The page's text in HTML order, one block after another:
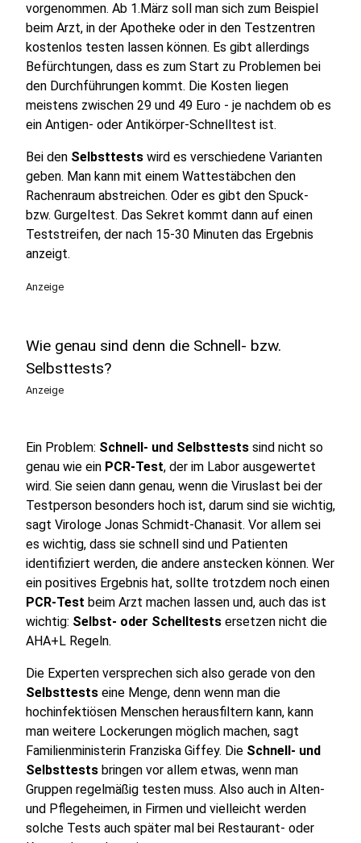
vorgenommen. Ab 1.März soll man sich zum Beispiel
beim Arzt, in der Apotheke oder in den Testzentren
kostenlos testen lassen können. Es gibt allerdings
Befürchtungen, dass es zum Start zu Problemen bei
den Durchführungen kommt. Die Kosten liegen
meistens zwischen 29 und 49 Euro - je nachdem ob es
ein Antigen- oder Antikörper-Schnelltest ist.
Bei den Selbsttests wird es verschiedene Varianten
geben. Man kann mit einem Wattestäbchen den
Rachenraum abstreichen. Oder es gibt den Spuck-
bzw. Gurgeltest. Das Sekret kommt dann auf einen
Teststreifen, der nach 15-30 Minuten das Ergebnis
anzeigt.
Anzeige
Wie genau sind denn die Schnell- bzw.
Selbsttests?
Anzeige
Ein Problem: Schnell- und Selbsttests sind nicht so
genau wie ein PCR-Test, der im Labor ausgewertet
wird. Sie seien dann genau, wenn die Viruslast bei der
Testperson besonders hoch ist, darum sind sie wichtig,
sagt Virologe Jonas Schmidt-Chanasit. Vor allem sei
es wichtig, dass sie schnell sind und Patienten
identifiziert werden, die andere anstecken können. Wer
ein positives Ergebnis hat, sollte trotzdem noch einen
PCR-Test beim Arzt machen lassen und, auch das ist
wichtig: Selbst- oder Schelltests ersetzen nicht die
AHA+L Regeln.
Die Experten versprechen sich also gerade von den
Selbsttests eine Menge, denn wenn man die
hochinfektiösen Menschen herausfiltern kann, kann
man weitere Lockerungen möglich machen, sagt
Familienministerin Franziska Giffey. Die Schnell- und
Selbsttests bringen vor allem etwas, wenn man
Gruppen regelmäßig testen muss. Also auch in Alten-
und Pflegeheimen, in Firmen und vielleicht werden
solche Tests auch später mal bei Restaurant- oder